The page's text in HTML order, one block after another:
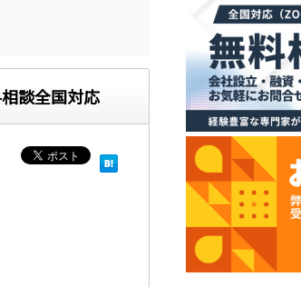
談全国対応